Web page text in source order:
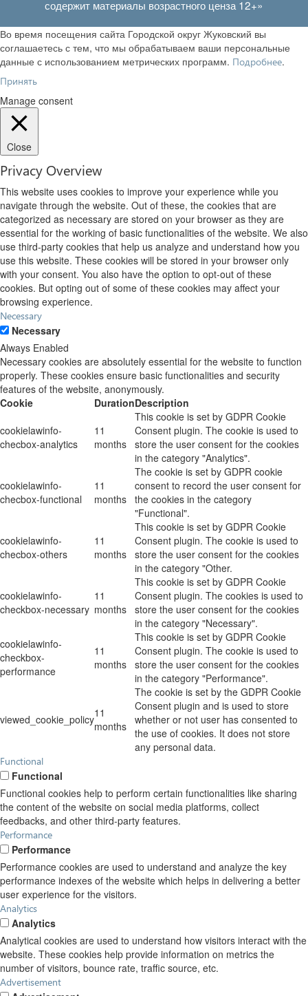
содержит материалы возрастного ценза 12+»
Во время посещения сайта Городской округ Жуковский вы
соглашаетесь с тем, что мы обрабатываем ваши персональные
данные с использованием метрических программ. Подробнее.
Принять
Manage consent
Close
Privacy Overview
This website uses cookies to improve your experience while you
navigate through the website. Out of these, the cookies that are
categorized as necessary are stored on your browser as they are
essential for the working of basic functionalities of the website. We also
use third-party cookies that help us analyze and understand how you
use this website. These cookies will be stored in your browser only
with your consent. You also have the option to opt-out of these
cookies. But opting out of some of these cookies may affect your
browsing experience.
Necessary
Necessary
Always Enabled
Necessary cookies are absolutely essential for the website to function
properly. These cookies ensure basic functionalities and security
features of the website, anonymously.
Cookie
DurationDescription
cookielawinfo-
checbox-analytics
11
months
This cookie is set by GDPR Cookie
Consent plugin. The cookie is used to
store the user consent for the cookies
in the category "Analytics".
cookielawinfo-
checbox-functional
11
months
The cookie is set by GDPR cookie
consent to record the user consent for
the cookies in the category
"Functional".
cookielawinfo-
checbox-others
11
months
This cookie is set by GDPR Cookie
Consent plugin. The cookie is used to
store the user consent for the cookies
in the category "Other.
cookielawinfo-
checkbox-necessary
11
months
This cookie is set by GDPR Cookie
Consent plugin. The cookies is used to
store the user consent for the cookies
in the category "Necessary".
cookielawinfo-
checkbox-
performance
11
months
This cookie is set by GDPR Cookie
Consent plugin. The cookie is used to
store the user consent for the cookies
in the category "Performance".
viewed_cookie_policy11
months
The cookie is set by the GDPR Cookie
Consent plugin and is used to store
whether or not user has consented to
the use of cookies. It does not store
any personal data.
Functional
Functional
Functional cookies help to perform certain functionalities like sharing
the content of the website on social media platforms, collect
feedbacks, and other third-party features.
Performance
Performance
Performance cookies are used to understand and analyze the key
performance indexes of the website which helps in delivering a better
user experience for the visitors.
Analytics
Analytics
Analytical cookies are used to understand how visitors interact with the
website. These cookies help provide information on metrics the
number of visitors, bounce rate, traffic source, etc.
Advertisement